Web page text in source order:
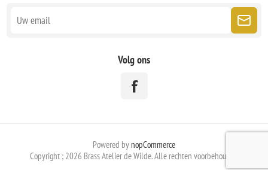
Volg ons
Powered by nopCommerce
Copyright ; 2026 Brass Atelier de Wilde. Alle rechten voorbehouden